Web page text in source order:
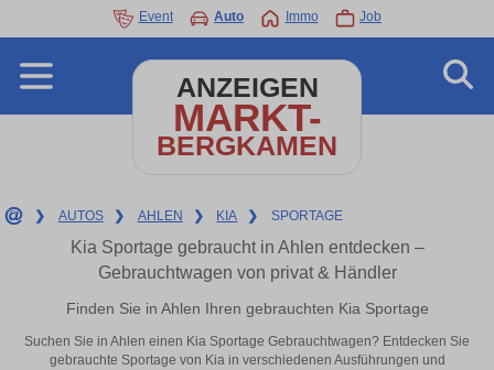
Event Auto Immo Job
ANZEIGEN
MARKT-
BERGKAMEN
❯ AUTOS ❯ AHLEN ❯ KIA ❯ SPORTAGE
Kia Sportage gebraucht in Ahlen entdecken –
Gebrauchtwagen von privat & Händler
Finden Sie in Ahlen Ihren gebrauchten Kia Sportage
Suchen Sie in Ahlen einen Kia Sportage Gebrauchtwagen? Entdecken Sie
gebrauchte Sportage von Kia in verschiedenen Ausführungen und